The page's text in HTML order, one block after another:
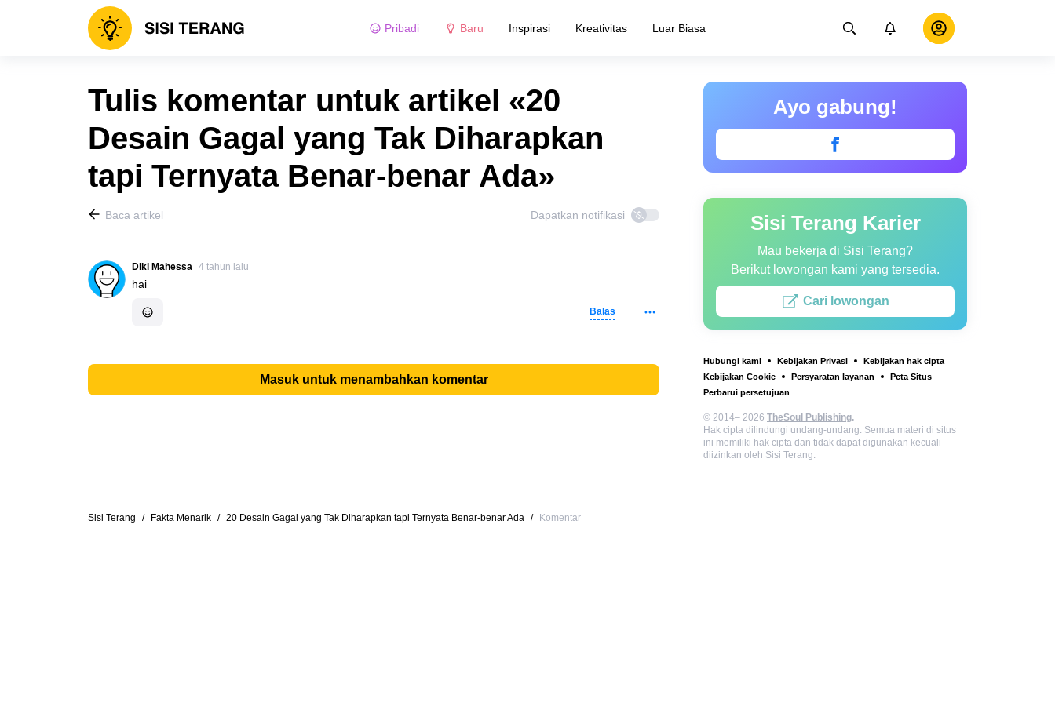
Pribadi Baru Inspirasi Kreativitas Luar Biasa
Ayo gabung!
Sisi Terang Karier
Mau bekerja di Sisi Terang?
Berikut lowongan kami yang tersedia.
Cari lowongan
Hubungi kami Kebijakan Privasi
Kebijakan hak cipta
Kebijakan Cookie
Persyaratan layanan
Peta Situs
Perbarui persetujuan
© 2014– 2026 TheSoul Publishing.
Hak cipta dilindungi undang-undang. Semua materi di situs
ini memiliki hak cipta dan tidak dapat digunakan kecuali
diizinkan oleh Sisi Terang.
Tulis komentar untuk artikel «20
Desain Gagal yang Tak Diharapkan
tapi Ternyata Benar-benar Ada»
Baca artikel Dapatkan notifikasi
Diki Mahessa 4 tahun lalu
hai
Balas
Masuk untuk menambahkan komentar
Sisi Terang / Fakta Menarik / 20 Desain Gagal yang Tak Diharapkan tapi Ternyata Benar-benar Ada / Komentar